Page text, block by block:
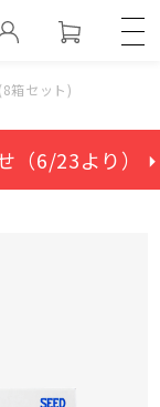
箱セット)
（6/23より） ⏵